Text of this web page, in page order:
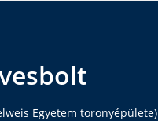
Egyetem toronyépülete)